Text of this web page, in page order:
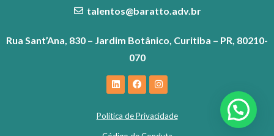
talentos@baratto.adv.br
Rua Sant’Ana, 830 – Jardim Botânico, Curitiba – PR, 80210-
070
Política de Privacidade